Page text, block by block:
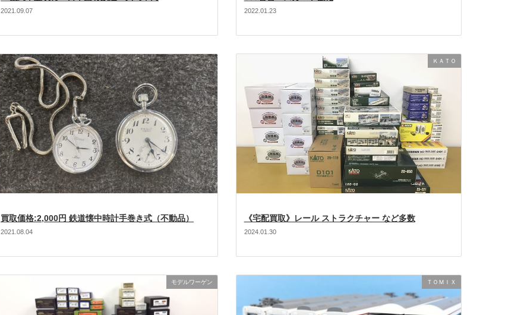
2021.09.07 2022.01.23
買取価格:2,000円 鉄道懐中時計手巻き式（不動品）
2021.08.04
ＫＡＴＯ
《宅配買取》レール ストラクチャー など多数
2024.01.30
モデルワーゲン ＴＯＭＩＸ